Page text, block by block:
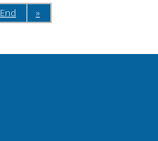
End »